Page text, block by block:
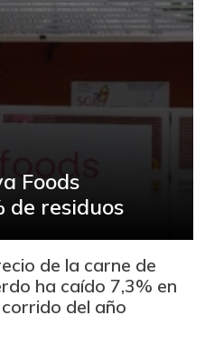
Foods
de residuos
de la carne de
ha caído 7,3% en
del año